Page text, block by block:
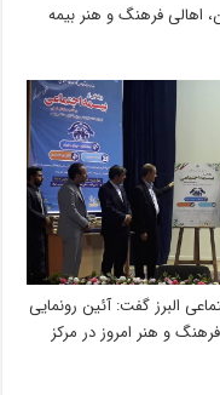
اهالی فرهنگ و هنر بیمه
البرز گفت: آئین رونمایی
و هنر امروز در مرکز